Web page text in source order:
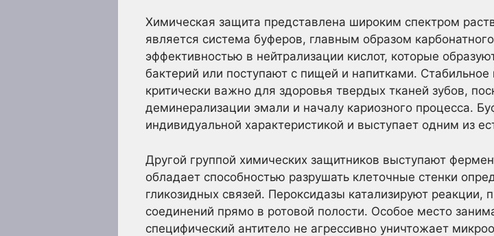
Химическая защита представлена широким спектром
является система буферов, главным образом
эффективностью в нейтрализации кислот, которые
бактерий или поступают с пищей и напитками.
критически важно для здоровья твердых тканей зубов,
деминерализации эмали и началу кариозного процесса.
индивидуальной характеристикой и выступает одним из
Другой группой химических защитников выступают
обладает способностью разрушать клеточные стенки
гликозидных связей. Пероксидазы катализируют
соединений прямо в ротовой полости. Особое место
специфический антитело не агрессивно уничтожает